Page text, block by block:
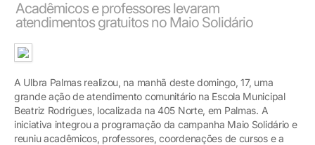
Acadêmicos e professores levaram
atendimentos gratuitos no Maio Solidário
A Ulbra Palmas realizou, na manhã deste domingo, 17, uma
grande ação de atendimento comunitário na Escola Municipal
Beatriz Rodrigues, localizada na 405 Norte, em Palmas. A
iniciativa integrou a programação da campanha Maio Solidário e
reuniu acadêmicos, professores, coordenações de cursos e a